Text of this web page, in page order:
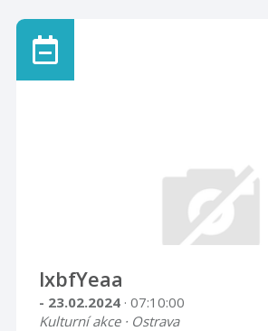
lxbfYeaa
- 23.02.2024 · 07:10:00
Kulturní akce · Ostrava